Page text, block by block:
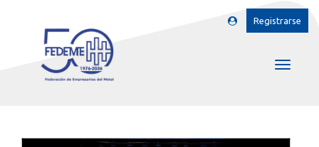
Registrarse